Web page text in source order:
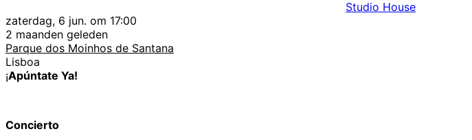
Studio House
zaterdag, 6 jun. om 17:00
2 maanden geleden
Parque dos Moinhos de Santana
Lisboa
¡Apúntate Ya!
Concierto